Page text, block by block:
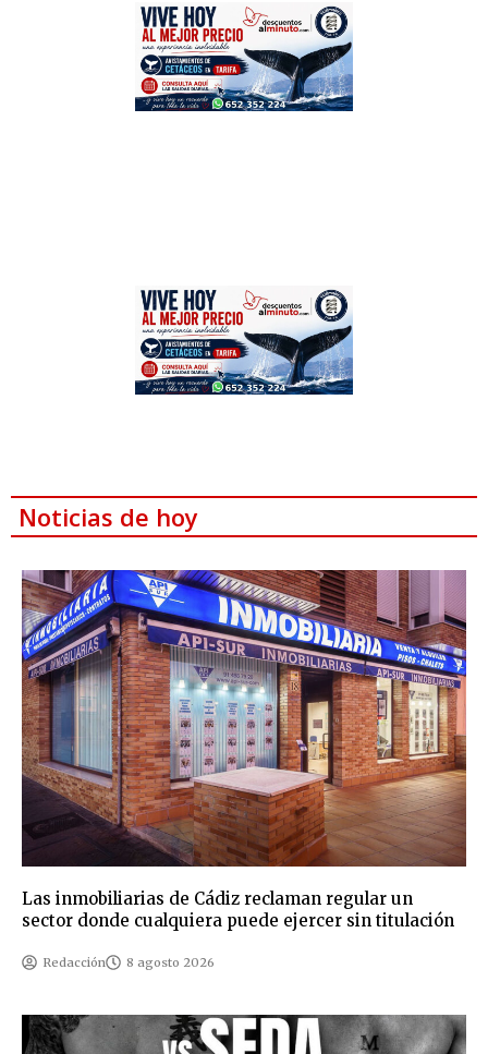
Noticias de hoy
Las inmobiliarias de Cádiz reclaman regular un
sector donde cualquiera puede ejercer sin titulación
Redacción 8 agosto 2026